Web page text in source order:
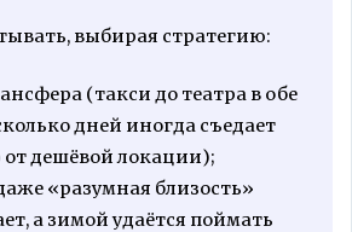
выбирая стратегию:
(такси до театра в обе
дней иногда съедает
дешёвой локации);
«разумная близость»
а зимой удаётся поймать